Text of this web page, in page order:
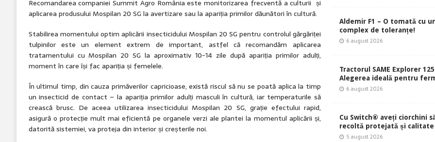
Recomandarea companiei Summit Agro România este monitorizarea frecventă a culturii și
aplicarea produsului Mospilan 20 SG la avertizare sau la apariția primilor dăunători în cultură.
Stabilirea momentului optim aplicării insecticidului Mospilan 20 SG pentru controlul gărgăriței
tulpinilor este un element extrem de important, astfel că recomandăm aplicarea
tratamentului cu Mospilan 20 SG la aproximativ 10-14 zile după apariția primilor adulți,
moment în care își fac apariția și femelele.
În ultimul timp, din cauza primăverilor capricioase, există riscul să nu se poată aplica la timp
un insecticid de contact – la apariția primilor adulți masculi în cultură, iar temperaturile să
crească brusc. De aceea utilizarea insecticidului Mospilan 20 SG, grație efectului rapid,
asigură o protecție mult mai eficientă pe organele verzi ale plantei la momentul aplicării și,
datorită sistemiei, va proteja din interior și creșterile noi.
Aldemir F1 – O tomată cu
complex de toleranțe!
6 august 2026
Tractorul SAME Explorer 125
Alegerea ideală pentru
6 august 2026
Cu Switch® aveți ciorchini
recoltă protejată și calitate
5 august 2026